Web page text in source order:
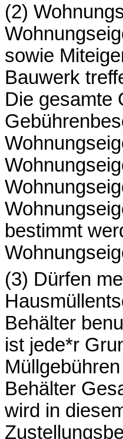
(2)
sowie
Bauwerk
Die gesamte
bestimmt
(3) Dürfen
Behälter
ist jede*r
Behälter
wird in